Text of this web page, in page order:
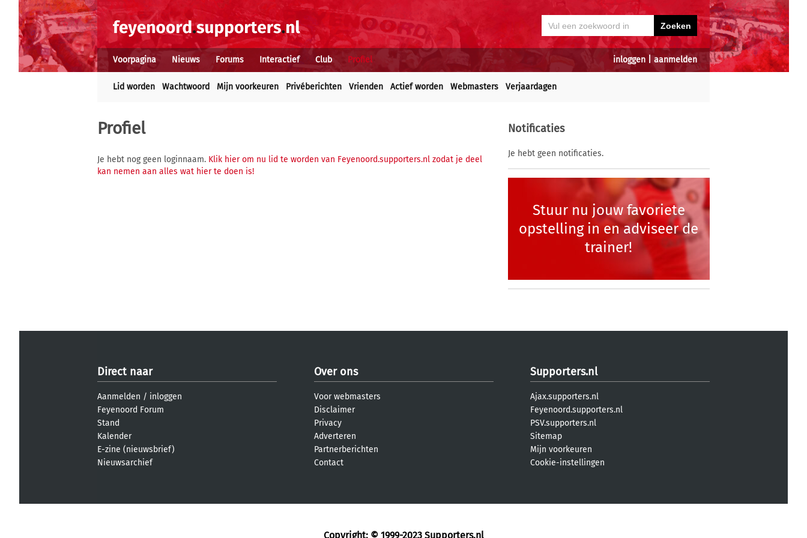
inloggen aanmelden
Voorpagina Nieuws Forums Interactief Club Profiel
Lid worden Wachtwoord Mijn voorkeuren Privéberichten Vrienden Actief worden Webmasters Verjaardagen
Profiel
Je hebt nog geen loginnaam. Klik hier om nu lid te worden van Feyenoord.supporters.nl zodat je deel
kan nemen aan alles wat hier te doen is!
Notificaties
Je hebt geen notificaties.
Stuur nu jouw favoriete
opstelling in en adviseer de
trainer!
Direct naar
Aanmelden / inloggen
Feyenoord Forum
Stand
Kalender
E-zine (nieuwsbrief)
Nieuwsarchief
Over ons
Voor webmasters
Disclaimer
Privacy
Adverteren
Partnerberichten
Contact
Supporters.nl
Ajax.supporters.nl
Feyenoord.supporters.nl
PSV.supporters.nl
Sitemap
Mijn voorkeuren
Cookie-instellingen
Copyright: © 1999-2023 Supporters.nl